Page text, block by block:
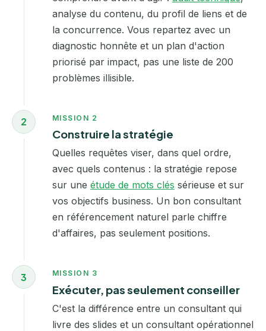
analyse du contenu, du profil de liens et de
la concurrence. Vous repartez avec un
diagnostic honnête et un plan d'action
priorisé par impact, pas une liste de 200
problèmes illisible.
2 MISSION 2
Construire la stratégie
Quelles requêtes viser, dans quel ordre,
avec quels contenus : la stratégie repose
sur une étude de mots clés sérieuse et sur
vos objectifs business. Un bon consultant
en référencement naturel parle chiffre
d'affaires, pas seulement positions.
3 MISSION 3
Exécuter, pas seulement conseiller
C'est la différence entre un consultant qui
livre des slides et un consultant opérationnel